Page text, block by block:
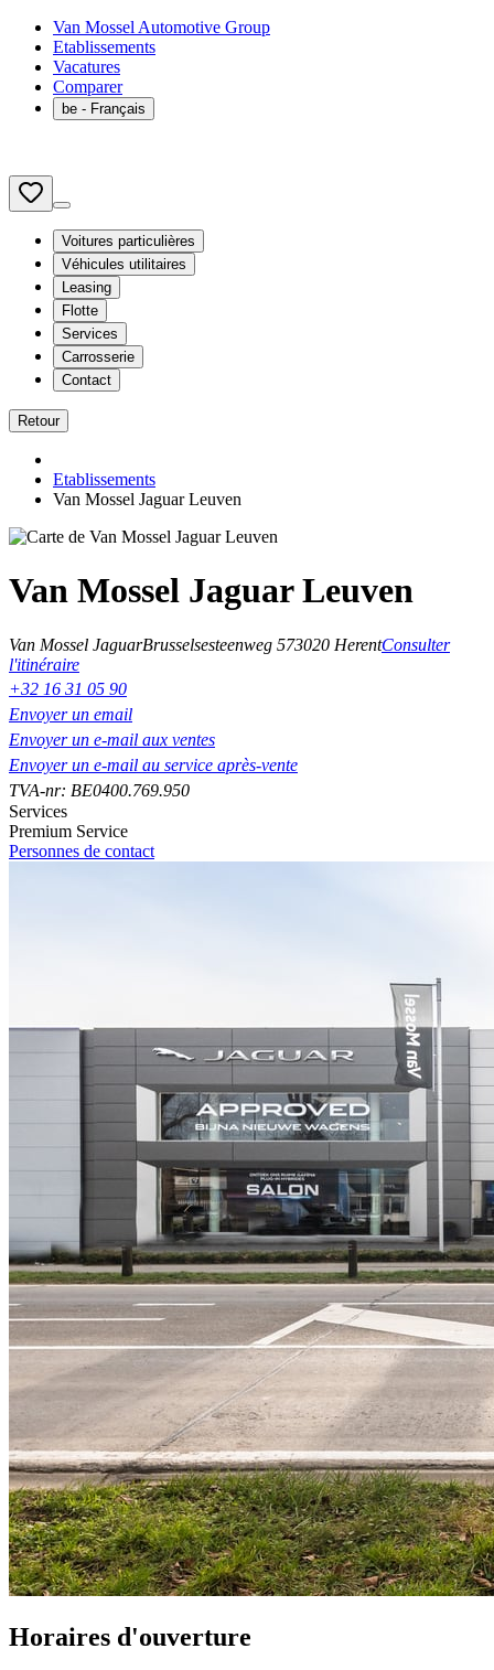
Van Mossel Automotive Group
Etablissements
Vacatures
Comparer
be - Français
Voitures particulières
Véhicules utilitaires
Leasing
Flotte
Services
Carrosserie
Contact
Retour
Etablissements
Van Mossel Jaguar Leuven
Van Mossel Jaguar Leuven
Van Mossel JaguarBrusselsesteenweg 573020 HerentConsulter
l'itinéraire
+32 16 31 05 90
Envoyer un email
Envoyer un e-mail aux ventes
Envoyer un e-mail au service après-vente
TVA-nr: BE0400.769.950
Services
Premium Service
Personnes de contact
Horaires d'ouverture